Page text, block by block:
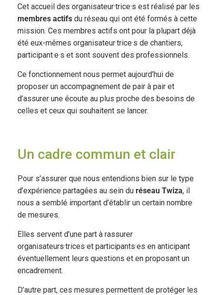
Cet accueil des organisateur·trice·s est réalisé par les
membres actifsdu réseau qui ont été formés à cette
mission. Ces membres actifs ont pour la plupart déjà
été eux-mêmes organisateur·trice·s de chantiers,
participant·e·s et sont souvent des professionnels.
Ce fonctionnement nous permet aujourd’hui de
proposer un accompagnement de pair à pair et
d’assurer une écoute au plus proche des besoins de
celles et ceux qui souhaitent se lancer.
Un cadre commun et clair
Pour s’assurer que nous entendions bien sur le type
d’expérience partagées au sein du réseau Twiza, il
nous a semblé important d’établir un certain nombre
de mesures.
Elles servent d’une part à rassurer
organisateurs·trices et participants·es en anticipant
éventuellement leurs questions et en proposant un
encadrement.
D’autre part, ces mesures permettent de protéger les